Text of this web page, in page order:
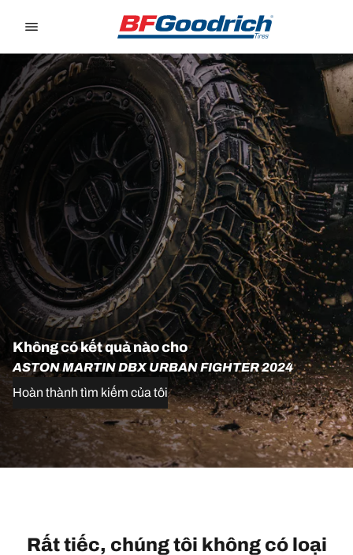
Không có kết quả nào cho
ASTON MARTIN DBX URBAN FIGHTER 2024
Hoàn thành tìm kiếm của tôi
Rất tiếc, chúng tôi không có loại